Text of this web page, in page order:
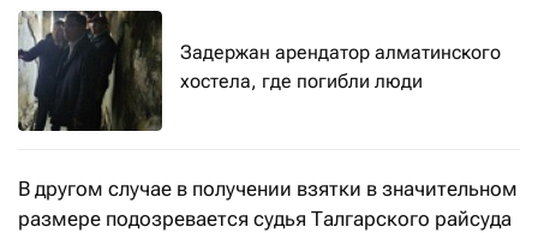
Задержан арендатор алматинского
хостела, где погибли люди
В другом случае в получении взятки в значительном
размере подозревается судья Талгарского райсуда